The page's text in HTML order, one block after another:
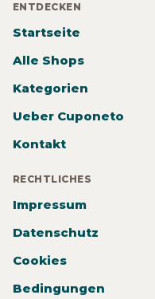
ENTDECKEN
Startseite
Alle Shops
Kategorien
Ueber Cuponeto
Kontakt
RECHTLICHES
Impressum
Datenschutz
Cookies
Bedingungen